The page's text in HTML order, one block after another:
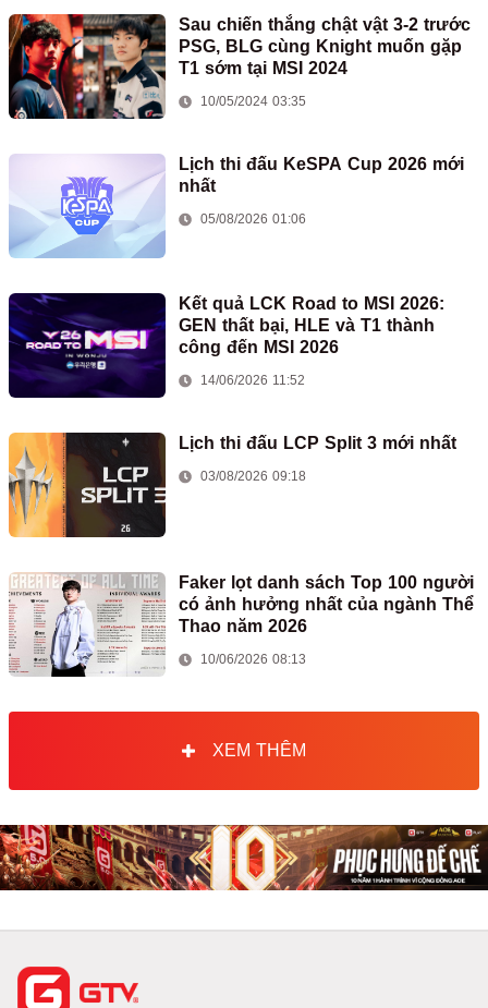
Sau chiến thắng chật vật 3-2 trước
PSG, BLG cùng Knight muốn gặp
T1 sớm tại MSI 2024
10/05/2024 03:35
Lịch thi đấu KeSPA Cup 2026 mới
nhất
05/08/2026 01:06
Kết quả LCK Road to MSI 2026:
GEN thất bại, HLE và T1 thành
công đến MSI 2026
14/06/2026 11:52
Lịch thi đấu LCP Split 3 mới nhất
03/08/2026 09:18
Faker lọt danh sách Top 100 người
có ảnh hưởng nhất của ngành Thể
Thao năm 2026
10/06/2026 08:13
XEM THÊM